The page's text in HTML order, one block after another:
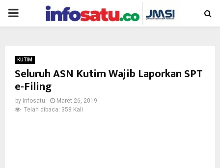
PRIMARY
KUTIM
Seluruh ASN Kutim Wajib Laporkan SPT
e-Filing
by infosatu
Maret 26, 2019
Telah dibaca: 358 Kali